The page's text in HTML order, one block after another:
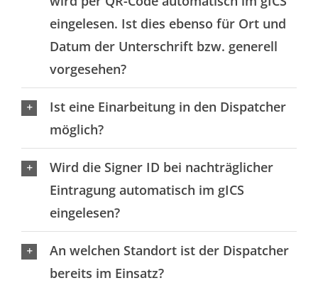
eingelesen. Ist dies ebenso für Ort und
Datum der Unterschrift bzw. generell
vorgesehen?
Ist eine Einarbeitung in den Dispatcher
möglich?
Wird die Signer ID bei nachträglicher
Eintragung automatisch im gICS
eingelesen?
An welchen Standort ist der Dispatcher
bereits im Einsatz?